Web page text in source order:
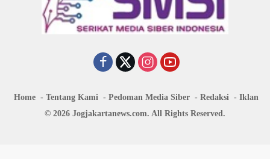
Home Tentang Kami Pedoman Media Siber Redaksi
Iklan
© 2026 Jogjakartanews.com. All Rights Reserved.